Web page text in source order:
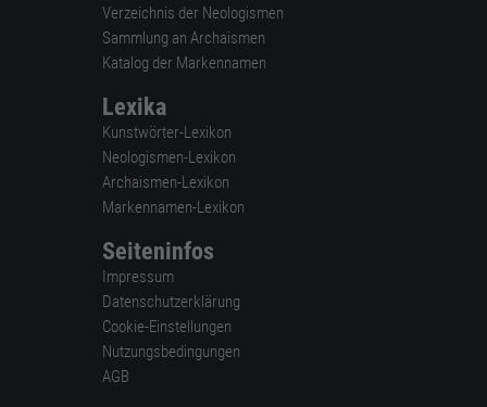
Verzeichnis der Neologismen
Sammlung an Archaismen
Katalog der Markennamen
Lexika
Kunstwörter-Lexikon
Neologismen-Lexikon
Archaismen-Lexikon
Markennamen-Lexikon
Seiteninfos
Impressum
Datenschutzerklärung
Cookie-Einstellungen
Nutzungsbedingungen
AGB